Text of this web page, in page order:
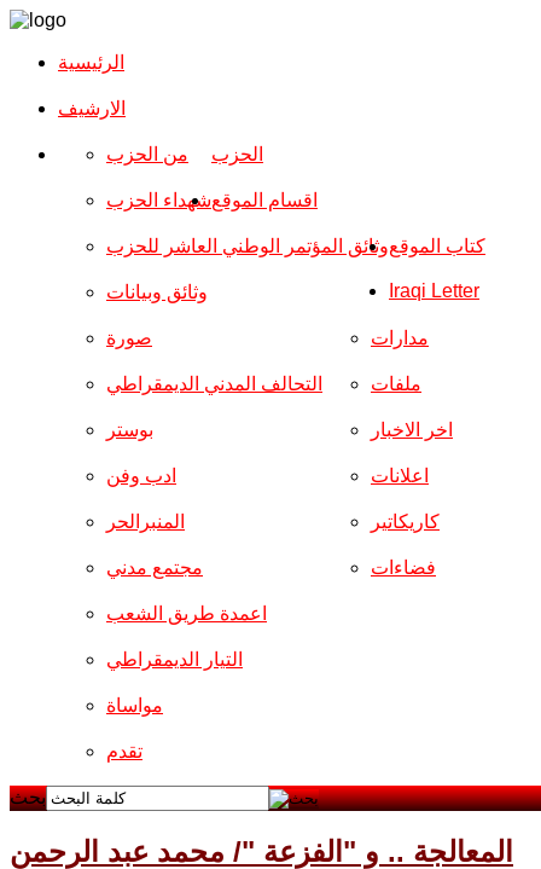
الرئيسية
الارشیف
الحزب من الحزب
شهداء الحزب
وثائق المؤتمر الوطني العاشر للحزب
وثائق وبيانات
اقسام الموقع
صورة
التحالف المدني الديمقراطي
بوستر
ادب وفن
المنبرالحر
مجتمع مدني
مدارات
ملفات
اخر الاخبار
اعلانات
كاريكاتير
فضاءات
اعمدة طريق الشعب
التيار الديمقراطي
مواساة
تقدم
كتاب الموقع
Iraqi Letter
بحث
المعالجة .. و "الفزعة "/ محمد عبد الرحمن